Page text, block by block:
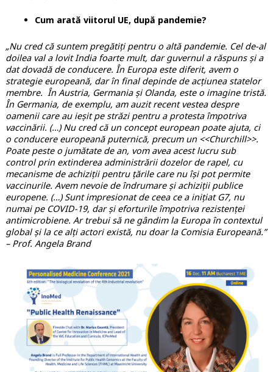
Cum arată viitorul UE, după pandemie?
„Nu cred că suntem pregătiți pentru o altă pandemie. Cel de-al
doilea val a lovit India foarte mult, dar guvernul a răspuns și a
dat dovadă de conducere. În Europa este diferit, avem o
strategie europeană, dar în final depinde de acțiunea statelor
membre. În Austria, Germania și Olanda, este o imagine tristă.
În Germania, de exemplu, am auzit recent vestea despre
oamenii care au ieșit pe străzi pentru a protesta împotriva
vaccinării. (…) Nu cred că un concept european poate ajuta, ci
o conducere europeană puternică, precum un <<Churchill>>.
Poate peste o jumătate de an, vom avea acest lucru sub
control prin extinderea administrării dozelor de rapel, cu
mecanisme de achiziții pentru țările care nu își pot permite
vaccinurile. Avem nevoie de îndrumare și achiziții publice
europene. (…) Sunt impresionat de ceea ce a inițiat G7, nu
numai pe COVID-19, dar și eforturile împotriva rezistenței
antimicrobiene. Ar trebui să ne gândim la Europa în contextul
global și la ce alți actori există, nu doar la Comisia Europeană.”
– Prof. Angela Brand